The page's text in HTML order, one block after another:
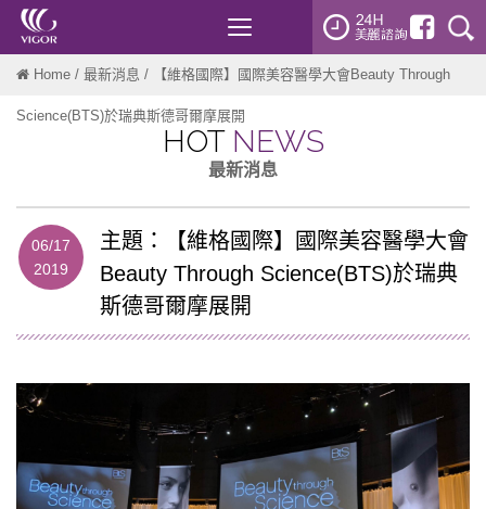
Toggle
navigation
Home / 最新消息 / 【維格國際】國際美容醫學大會Beauty Through
Science(BTS)於瑞典斯德哥爾摩展開
HOT NEWS
最新消息
06/17
2019
主題：【維格國際】國際美容醫學大會
Beauty Through Science(BTS)於瑞典
斯德哥爾摩展開